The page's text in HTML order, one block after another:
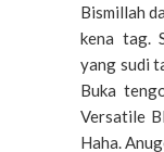
Bismillah
kena tag.
yang sudi
Buka
Versatile
Haha.